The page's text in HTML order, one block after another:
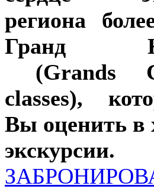
региона
Гранд
(Grands
classes),
Вы оценить в
экскурсии.